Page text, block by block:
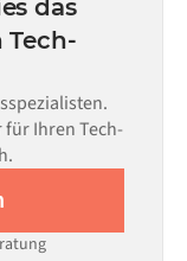
viele
was die
das
Ihren Tech-